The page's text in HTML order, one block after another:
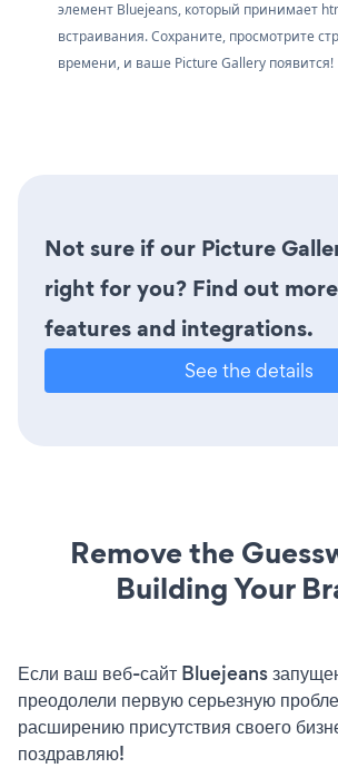
элемент Bluejeans, который принимает
встраивания. Сохраните, просмотрите
времени, и ваше Picture Gallery появится!
Not sure if our Picture
right for you? Find out
features and integrations.
See the details
Remove the
Building Your
Если ваш веб-сайт Bluejeans
преодолели первую серьезную
расширению присутствия своего
поздравляю!